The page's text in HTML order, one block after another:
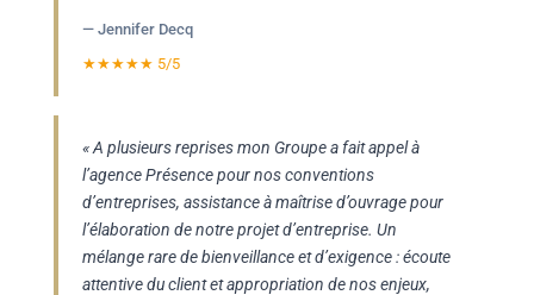
— Jennifer Decq
★★★★★ 5/5
« A plusieurs reprises mon Groupe a fait appel à
l’agence Présence pour nos conventions
d’entreprises, assistance à maîtrise d’ouvrage pour
l’élaboration de notre projet d’entreprise. Un
mélange rare de bienveillance et d’exigence : écoute
attentive du client et appropriation de nos enjeux,